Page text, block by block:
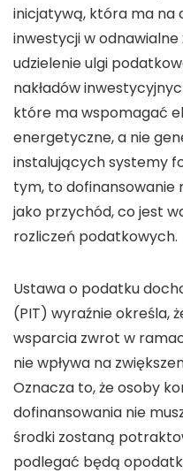
inicjatywą, która ma na
inwestycji wodnawialne
udzielenieulgi
nakładów
które ma wspomagać
energetyczne, a nie
instalującychsystemy
tym, to dofinansowanie
jako przychód, co jest
rozliczeń podatkowych.
Ustawa o podatku
(PIT) wyraźnie określa,
wsparcia zwrot w
nie wpływa na
Oznacza to, że osoby
dofinansowania nie
środki zostaną
podlegać będą